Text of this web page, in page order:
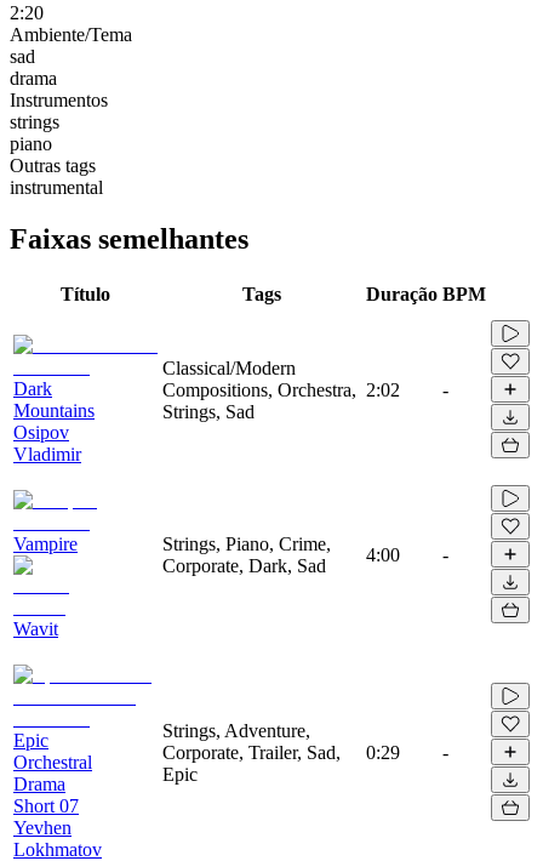
2:20
Ambiente/Tema
sad
drama
Instrumentos
strings
piano
Outras tags
instrumental
Faixas semelhantes
Título Tags Duração BPM
Dark
Mountains
Osipov
Vladimir
Classical/Modern
Compositions, Orchestra,
Strings, Sad
2:02 -
Vampire
Wavit
Strings, Piano, Crime,
Corporate, Dark, Sad
4:00 -
Epic
Orchestral
Drama
Short 07
Yevhen
Lokhmatov
Strings, Adventure,
Corporate, Trailer, Sad,
Epic
0:29 -